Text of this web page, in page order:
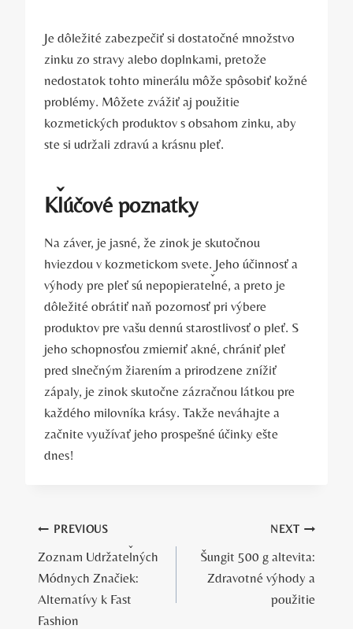
Je dôležité zabezpečiť si dostatočné množstvo
zinku zo stravy alebo doplnkami, pretože
nedostatok tohto minerálu môže spôsobiť kožné
problémy. Môžete zvážiť aj použitie
kozmetických produktov s obsahom zinku, aby
ste si udržali zdravú a krásnu pleť.
Kľúčové poznatky
Na záver, je jasné, že zinok je skutočnou
hviezdou v kozmetickom svete. Jeho účinnosť a
výhody pre pleť sú nepopierateľné, a preto je
dôležité obrátiť naň pozornosť pri výbere
produktov pre vašu dennú starostlivosť o pleť. S
jeho schopnosťou zmierniť akné, chrániť pleť
pred slnečným žiarením a prirodzene znížiť
zápaly, je zinok skutočne zázračnou látkou pre
každého milovníka krásy. Takže neváhajte a
začnite využívať jeho prospešné účinky ešte
dnes!
Navigácia
v
článku
PREVIOUS
Zoznam Udržateľných
Módnych Značiek:
Alternatívy k Fast
Fashion
NEXT
Šungit 500 g altevita:
Zdravotné výhody a
použitie